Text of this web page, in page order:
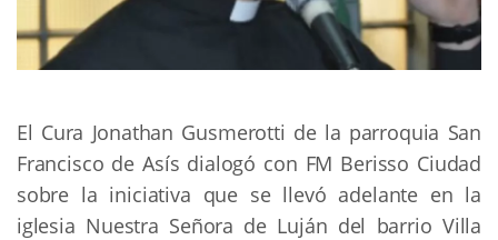
El Cura Jonathan Gusmerotti de la parroquia San
Francisco de Asís dialogó con FM Berisso Ciudad
sobre la iniciativa que se llevó adelante en la
iglesia Nuestra Señora de Luján del barrio Villa